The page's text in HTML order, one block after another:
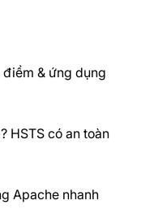
& ứng dụng
HSTS có an toàn
Apache nhanh